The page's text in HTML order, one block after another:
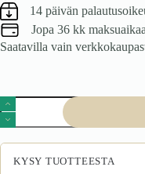
14 päivän
Jopa 36 kk maksuaikaa
Saatavilla vain
Vaatepuu
Wiez
valkoinen
määrä
KYSY TUOTTEESTA